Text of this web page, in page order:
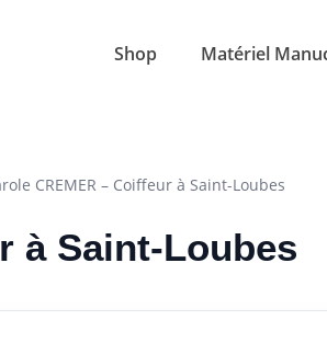
Shop Matériel
CREMER – Coiffeur à Saint-Loubes
à Saint-Loubes